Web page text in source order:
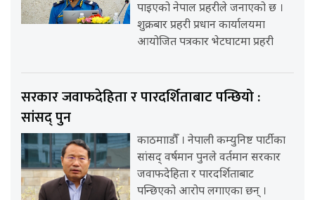
पाइएको नेपाल प्रहरीले जनाएको छ ।
शुक्रबार प्रहरी प्रधान कार्यालयमा
आयोजित पत्रकार भेटघाटमा प्रहरी
सरकार जवाफदेहिता र पारदर्शिताबाट पन्छियो :
सांसद् पुन
काठमााडौँ । नेपाली कम्युनिष्ट पार्टीका
सांसद् वर्षमान पुनले वर्तमान सरकार
जवाफदेहिता र पारदर्शिताबाट
पन्छिएको आरोप लगाएका छन् ।